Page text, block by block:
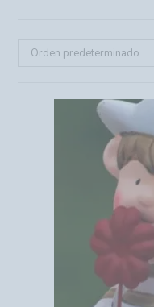
Orden predeterminado